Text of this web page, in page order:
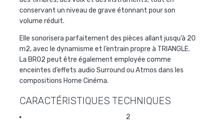
conservant un niveau de grave étonnant pour son
volume réduit.
Elle sonorisera parfaitement des pièces allant jusqu’à 20
m2, avec le dynamisme et l’entrain propre à TRIANGLE.
La BR02 peut être également employée comme
enceintes d’effets audio Surround ou Atmos dans les
compositions Home Cinéma.
CARACTÉRISTIQUES TECHNIQUES
2